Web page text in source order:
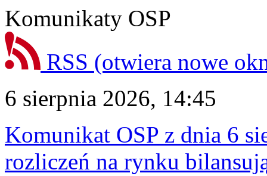
Komunikaty OSP
RSS (otwiera nowe
6 sierpnia 2026, 14:45
Komunikat OSP z dnia 6
rozliczeń na rynku